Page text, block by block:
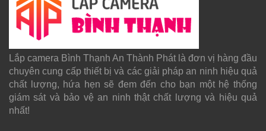
Lắp camera Bình Thạnh An Thành Phát là đơn vị hàng đầu
chuyên cung cấp thiết bị và các giải pháp an ninh hiệu quả
chất lượng, hứa hẹn sẽ đem đến cho bạn một hệ thống
giám sát và bảo vệ an ninh thật chất lượng và hiệu quả
nhất!